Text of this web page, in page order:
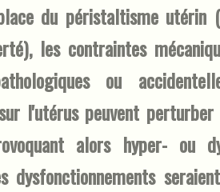
du péristaltisme utérin
les contraintes
ou
l'utérus peuvent perturber
alors hyper- ou
dysfonctionnements